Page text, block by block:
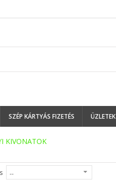
SZÉP KÁRTYÁS FIZETÉS ÜZLETEK
KIVONATOK